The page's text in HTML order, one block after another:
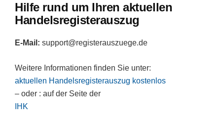
Hilfe rund um Ihren aktuellen
Handelsregisterauszug
E-Mail: support@registerauszuege.de
Weitere Informationen finden Sie unter:
aktuellen Handelsregisterauszug kostenlos
– oder : auf der Seite der
IHK